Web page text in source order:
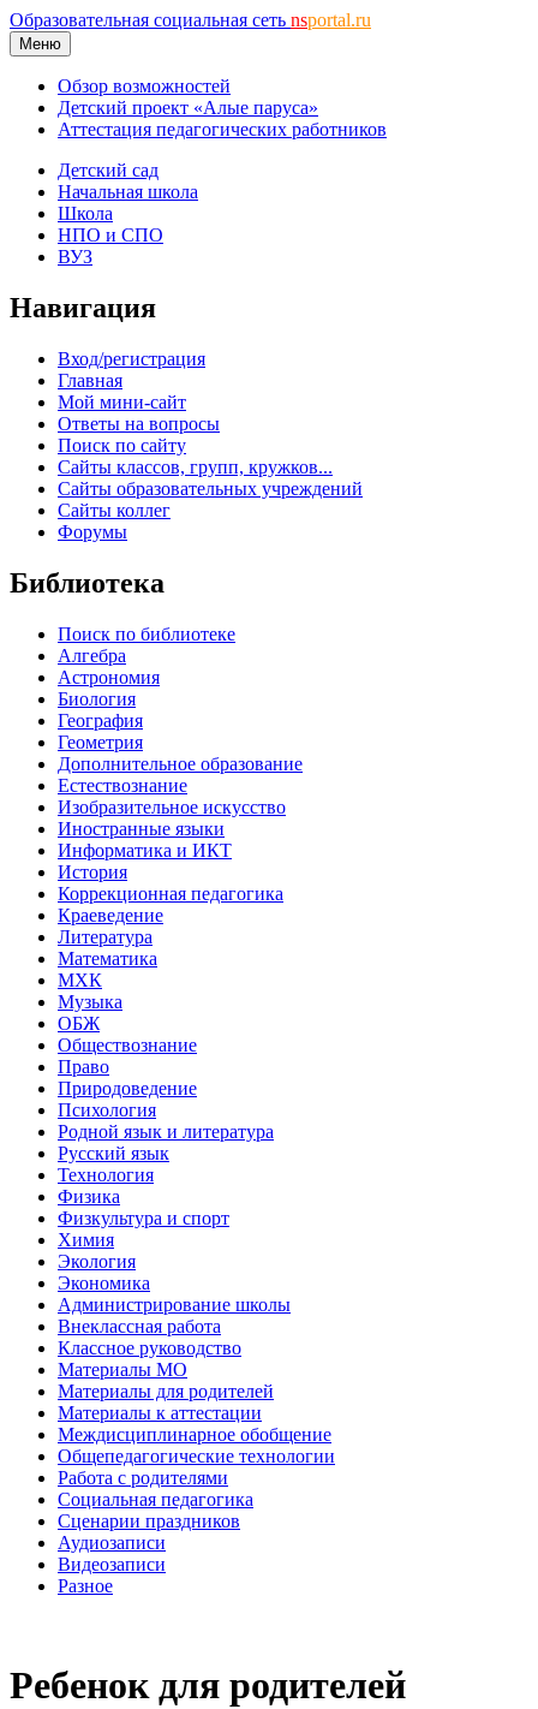
Образовательная социальная сеть nsportal.ru
Меню
Обзор возможностей
Детский проект «Алые паруса»
Аттестация педагогических работников
Детский сад
Начальная школа
Школа
НПО и СПО
ВУЗ
Навигация
Вход/регистрация
Главная
Мой мини-сайт
Ответы на вопросы
Поиск по сайту
Сайты классов, групп, кружков...
Сайты образовательных учреждений
Сайты коллег
Форумы
Библиотека
Поиск по библиотеке
Алгебра
Астрономия
Биология
География
Геометрия
Дополнительное образование
Естествознание
Изобразительное искусство
Иностранные языки
Информатика и ИКТ
История
Коррекционная педагогика
Краеведение
Литература
Математика
МХК
Музыка
ОБЖ
Обществознание
Право
Природоведение
Психология
Родной язык и литература
Русский язык
Технология
Физика
Физкультура и спорт
Химия
Экология
Экономика
Администрирование школы
Внеклассная работа
Классное руководство
Материалы МО
Материалы для родителей
Материалы к аттестации
Междисциплинарное обобщение
Общепедагогические технологии
Работа с родителями
Социальная педагогика
Сценарии праздников
Аудиозаписи
Видеозаписи
Разное
Ребенок для родителей